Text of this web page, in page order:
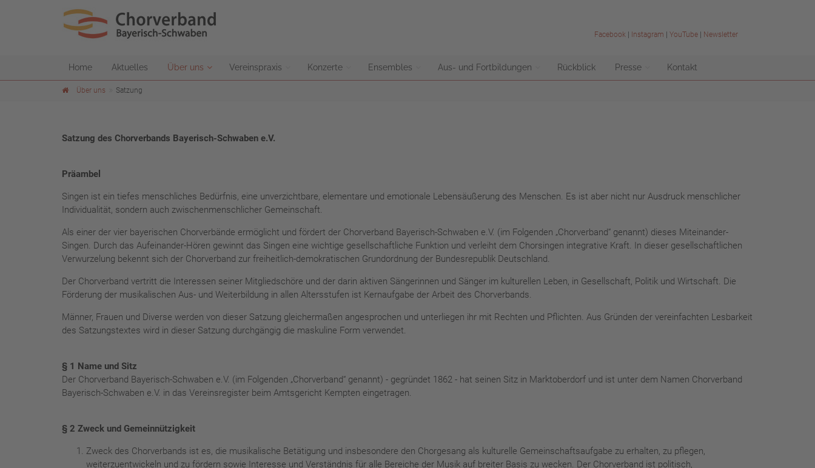
Facebook| Instagram YouTube| Newsletter
Home Aktuelles Über uns Vereinspraxis Konzerte Ensembles Aus- und Fortbildungen Rückblick Presse Kontakt
Über uns Satzung
Satzung des Chorverbands Bayerisch-Schwaben e.V.
Präambel
Singen ist ein tiefes menschliches Bedürfnis, eine unverzichtbare, elementare und emotionale Lebensäußerung des Menschen. Es ist aber nicht nur Ausdruck menschlicher
Individualität, sondern auch zwischenmenschlicher Gemeinschaft.
Als einer der vier bayerischen Chorverbände ermöglicht und fördert der Chorverband Bayerisch-Schwaben e.V. (im Folgenden „Chorverband“ genannt) dieses Miteinander-
Singen. Durch das Aufeinander-Hören gewinnt das Singen eine wichtige gesellschaftliche Funktion und verleiht dem Chorsingen integrative Kraft. In dieser gesellschaftlichen
Verwurzelung bekennt sich der Chorverband zur freiheitlich-demokratischen Grundordnung der Bundesrepublik Deutschland.
Der Chorverband vertritt die Interessen seiner Mitgliedschöre und der darin aktiven Sängerinnen und Sänger im kulturellen Leben, in Gesellschaft, Politik und Wirtschaft. Die
Förderung der musikalischen Aus- und Weiterbildung in allen Altersstufen ist Kernaufgabe der Arbeit des Chorverbands.
Männer, Frauen und Diverse werden von dieser Satzung gleichermaßen angesprochen und unterliegen ihr mit Rechten und Pflichten. Aus Gründen der vereinfachten Lesbarkeit
des Satzungstextes wird in dieser Satzung durchgängig die maskuline Form verwendet.
§ 1 Name und Sitz
Der Chorverband Bayerisch-Schwaben e.V. (im Folgenden „Chorverband“ genannt) - gegründet 1862 - hat seinen Sitz in Marktoberdorf und ist unter dem Namen Chorverband
Bayerisch-Schwaben e.V. in das Vereinsregister beim Amtsgericht Kempten eingetragen.
§ 2 Zweck und Gemeinnützigkeit
Zweck des Chorverbands ist es, die musikalische Betätigung und insbesondere den Chorgesang als kulturelle Gemeinschaftsaufgabe zu erhalten, zu pflegen,
weiterzuentwickeln und zu fördern sowie Interesse und Verständnis für alle Bereiche der Musik auf breiter Basis zu wecken. Der Chorverband ist politisch,